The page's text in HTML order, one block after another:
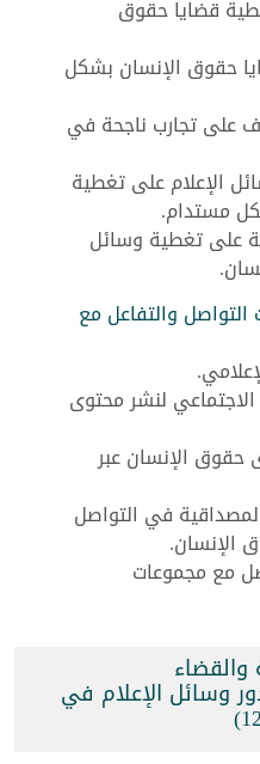
قضايا حقوق
حقوق الإنسان بشكل
على تجارب ناجحة في
الإعلام على تغطية
مستدام.
على تغطية وسائل
والتفاعل مع
لنشر محتوى
حقوق الإنسان عبر
في التواصل
الإنسان.
مع مجموعات
والقضاء
وسائل الإعلام في